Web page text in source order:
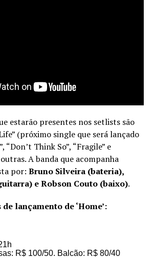
estarão presentes nos setlists são
(próximo single que será lançado
“Don’t Think So”, “Fragile” e
A banda que acompanha
por: Bruno Silveira (bateria),
e Robson Couto (baixo).
lançamento de ‘Home’:
R$ 100/50. Balcão: R$ 80/40